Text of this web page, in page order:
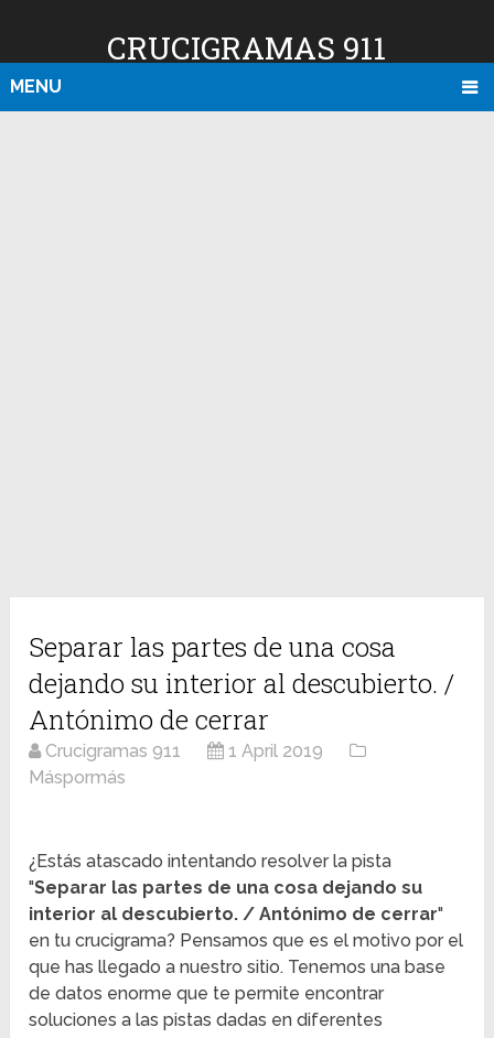
CRUCIGRAMAS 911
MENU
Separar las partes de una cosa
dejando su interior al descubierto. /
Antónimo de cerrar
Crucigramas 911
1 April 2019
Máspormás
¿Estás atascado intentando resolver la pista
"Separar las partes de una cosa dejando su
interior al descubierto. / Antónimo de cerrar"
en tu crucigrama? Pensamos que es el motivo por el
que has llegado a nuestro sitio. Tenemos una base
de datos enorme que te permite encontrar
soluciones a las pistas dadas en diferentes